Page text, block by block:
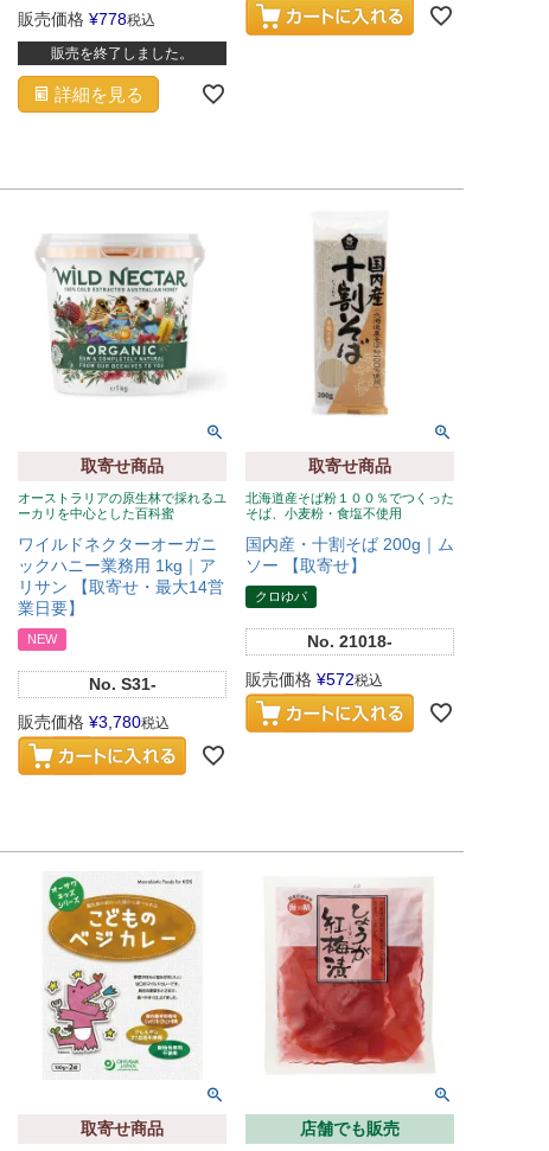
販売価格 ¥778税込
販売を終了しました。
詳細を見る
取寄せ商品
オーストラリアの原生林で採れるユ
ーカリを中心とした百科蜜
ワイルドネクターオーガニ
ックハニー業務用 1kg｜ア
リサン 【取寄せ・最大14営
業日要】
NEW
No. S31-
販売価格 ¥3,780税込
取寄せ商品
北海道産そば粉１００％でつくった
そば、小麦粉・食塩不使用
国内産・十割そば 200g｜ム
ソー 【取寄せ】
クロゆパ
No. 21018-
販売価格 ¥572税込
取寄せ商品 店舗でも販売